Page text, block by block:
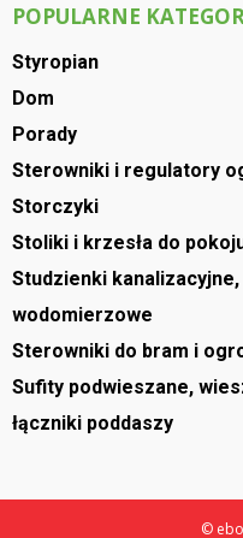
POPULARNE
Styropian
Dom
Porady
Sterowniki i regulatory
Storczyki
Stoliki i krzesła do
Studzienki
wodomierzowe
Sterowniki do bram i
Sufity podwieszane,
łączniki poddaszy
©